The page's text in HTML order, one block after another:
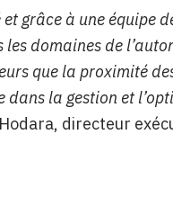
grâce à une équipe
domaines de
que la proximité
la gestion et
directeur